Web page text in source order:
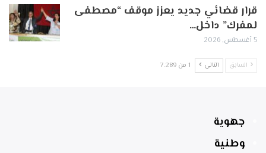
قرار قضائي جديد يعزز موقف “مصطفى
لمفرك” داخل…
5 أغسطس, 2026
السابق التالي 1 من 7٬289
جهوية
وطنية